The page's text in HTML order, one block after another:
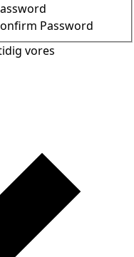
Password
vores